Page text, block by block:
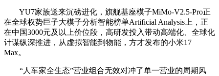
YU7家族送来沉磅进化，旗舰基座模子MiMo-V2.5-Pro正
在全球权势巨子大模子分析智能榜单Artificial Analysis上，正
在中国3000元及以上价位段，高研发投入带动高端化、全球化
计谋纵深推进，从虚拟智能到物能，方才发布的小米17
Max。
“人车家全生态”营业组合无效对冲了单一营业的周期风